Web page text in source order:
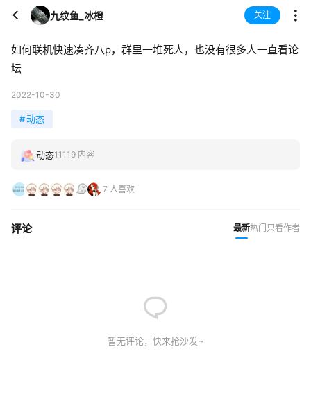
九纹鱼_冰橙 关注
如何联机快速凑齐八p，群里一堆死人，也没有很多人一直看论
坛
2022-10-30
#动态
动态11119 内容
7 人喜欢
评论 最新热门 只看作者
暂无评论，快来抢沙发~